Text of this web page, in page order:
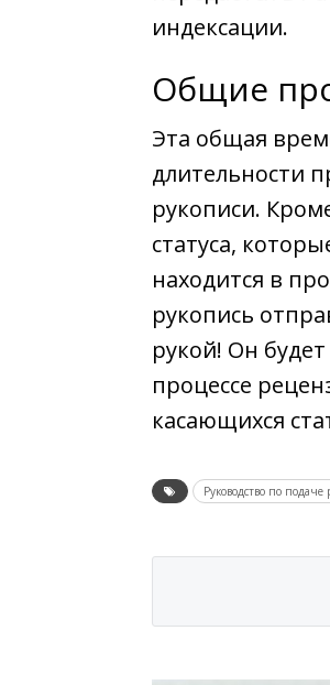
индексации.
Общие
Эта общая
длительности
рукописи.
статуса,
находится в
рукопись
рукой! Он будет
процессе
касающихся
Руководство по подаче